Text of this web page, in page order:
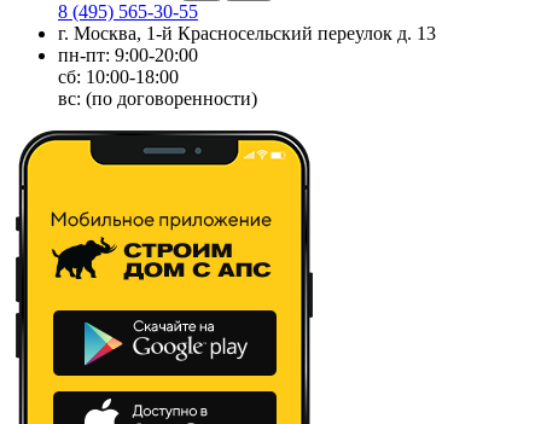
8 (495) 565-30-55
г. Москва, 1-й Красносельский переулок д. 13
пн-пт: 9:00-20:00
сб: 10:00-18:00
вс: (по договоренности)